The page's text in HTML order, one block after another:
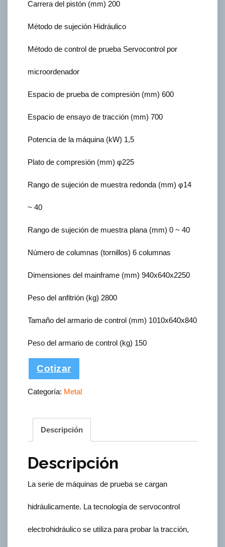
Carrera del pistón (mm) 200
Método de sujeción Hidráulico
Método de control de prueba Servocontrol por
microordenador
Espacio de prueba de compresión (mm) 600
Espacio de ensayo de tracción (mm) 700
Potencia de la máquina (kW) 1,5
Plato de compresión (mm) φ225
Rango de sujeción de muestra redonda (mm) φ14
~ 40
Rango de sujeción de muestra plana (mm) 0 ~ 40
Número de columnas (tornillos) 6 columnas
Dimensiones del mainframe (mm) 940x640x2250
Peso del anfitrión (kg) 2800
Tamaño del armario de control (mm) 1010x640x840
Peso del armario de control (kg) 150
Cotizar
Categoría: Metal
Descripción
Descripción
La serie de máquinas de prueba se cargan
hidráulicamente. La tecnología de servocontrol
electrohidráulico se utiliza para probar la tracción,